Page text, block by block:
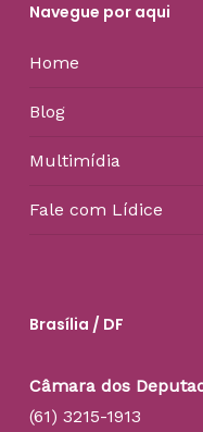
Navegue por aqui
Home
Blog
Multimídia
Fale com Lídice
Brasília / DF
Câmara dos
(61) 3215-1913